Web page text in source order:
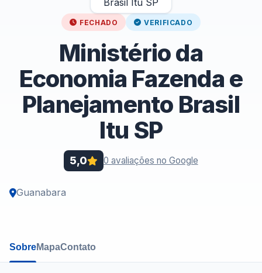
FECHADO VERIFICADO
Ministério da
Economia Fazenda e
Planejamento Brasil
Itu SP
5,0 0 avaliações no Google
Guanabara
SobreMapaContato